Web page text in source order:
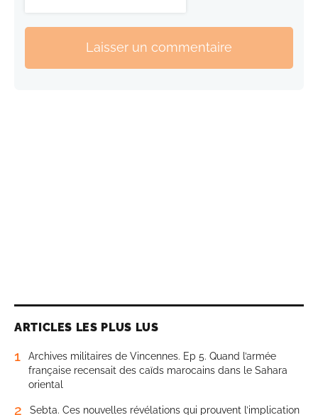
Laisser un commentaire
ARTICLES LES PLUS LUS
1
Archives militaires de Vincennes. Ep 5. Quand l’armée
française recensait des caïds marocains dans le Sahara
oriental
2
Sebta. Ces nouvelles révélations qui prouvent l’implication